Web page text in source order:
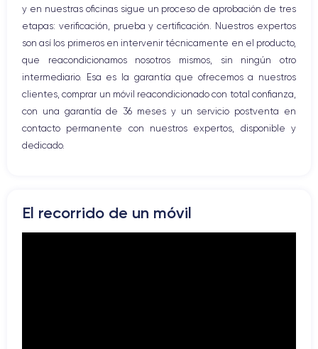
y en nuestras oficinas sigue un proceso de aprobación de tres
etapas: verificación, prueba y certificación. Nuestros expertos
son así los primeros en intervenir técnicamente en el producto,
que reacondicionamos nosotros mismos, sin ningún otro
intermediario. Esa es la garantía que ofrecemos a nuestros
clientes, comprar un móvil reacondicionado con total confianza,
con una garantía de 36 meses y un servicio postventa en
contacto permanente con nuestros expertos, disponible y
dedicado.
El recorrido de un móvil